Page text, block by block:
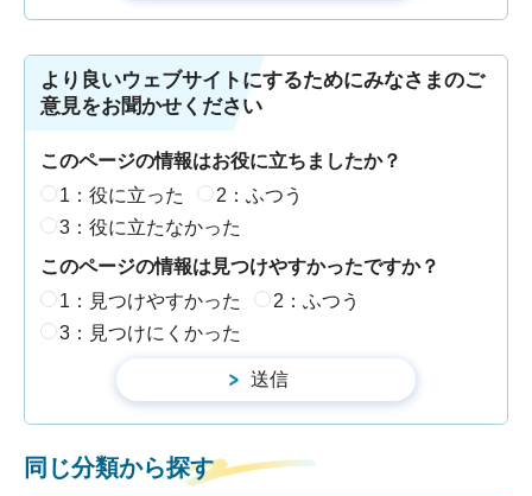
より良いウェブサイトにするためにみなさまのご
意見をお聞かせください
このページの情報はお役に立ちましたか？
1：役に立った
2：ふつう
3：役に立たなかった
このページの情報は見つけやすかったですか？
1：見つけやすかった
2：ふつう
3：見つけにくかった
同じ分類から探す